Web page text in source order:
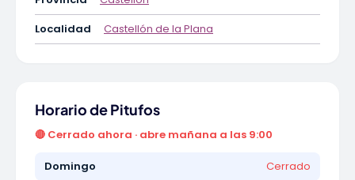
Localidad
Castellón de la Plana
Horario de Pitufos
🔴 Cerrado ahora · abre mañana a las 9:00
Domingo Cerrado